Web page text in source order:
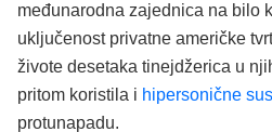
međunarodna zajednica na bilo
uključenost privatne američke
živote desetaka tinejdžerica u
pritom koristila i hipersonične
protunapadu.